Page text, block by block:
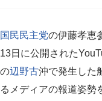
国民民主党の伊藤孝恵
13日に公開された
の辺野古沖で発生した
るメディアの報道姿勢